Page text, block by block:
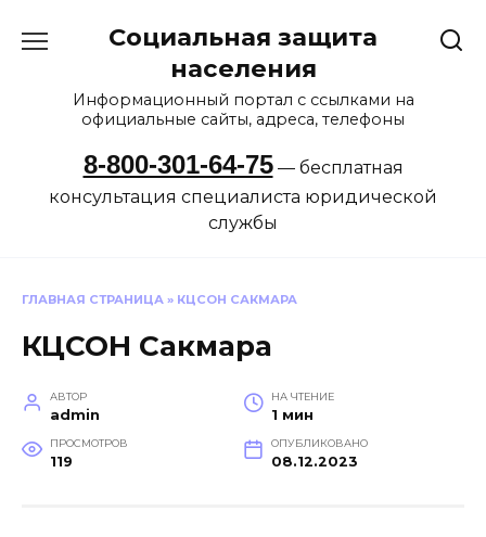
Социальная защита
населения
Информационный портал с ссылками на
официальные сайты, адреса, телефоны
8-800-301-64-75— бесплатная
консультация специалиста юридической
службы
ГЛАВНАЯ СТРАНИЦА » КЦСОН САКМАРА
КЦСОН Сакмара
АВТОР
admin
НА ЧТЕНИЕ
1 мин
ПРОСМОТРОВ
119
ОПУБЛИКОВАНО
08.12.2023